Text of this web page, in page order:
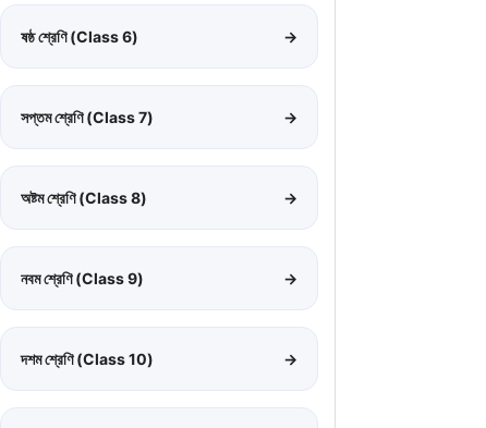
ষষ্ঠ শ্রেণি (Class 6) →
সপ্তম শ্রেণি (Class 7) →
অষ্টম শ্রেণি (Class 8) →
নবম শ্রেণি (Class 9) →
দশম শ্রেণি (Class 10) →